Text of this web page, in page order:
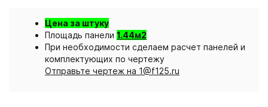
Цена за штуку
Площадь панели 1.44м2
При необходимости сделаем расчет панелей и
комплектующих по чертежу
Отправьте чертеж на 1@f125.ru